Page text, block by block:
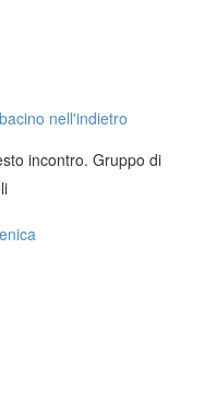
nell'indietro
incontro. Gruppo di